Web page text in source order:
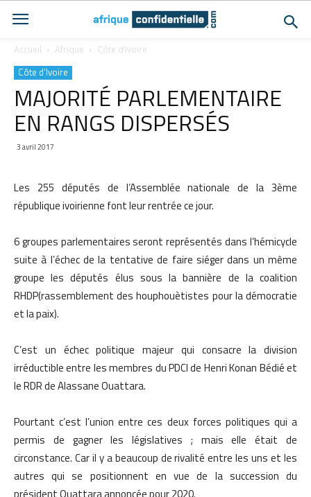
Accueil Afrique Côte d’Ivoire
Côte d’Ivoire
MAJORITÉ PARLEMENTAIRE
EN RANGS DISPERSÉS
3 avril 2017
Les 255 députés de l’Assemblée nationale de la 3ème
république ivoirienne font leur rentrée ce jour.
6 groupes parlementaires seront représentés dans l’hémicycle
suite à l’échec de la tentative de faire siéger dans un même
groupe les députés élus sous la bannière de la coalition
RHDP(rassemblement des houphouètistes pour la démocratie
et la paix).
C’est un échec politique majeur qui consacre la division
irréductible entre les membres du PDCI de Henri Konan Bédié et
le RDR de Alassane Ouattara.
Pourtant c’est l’union entre ces deux forces politiques qui a
permis de gagner les législatives ; mais elle était de
circonstance. Car il y a beaucoup de rivalité entre les uns et les
autres qui se positionnent en vue de la succession du